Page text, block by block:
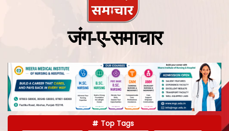
जंग-ए-समाचार
Top Tags